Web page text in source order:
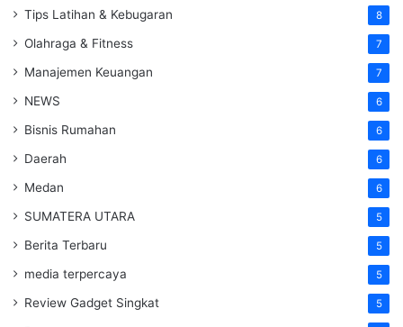
Tips Latihan & Kebugaran 8
Olahraga & Fitness 7
Manajemen Keuangan 7
NEWS 6
Bisnis Rumahan 6
Daerah 6
Medan 6
SUMATERA UTARA 5
Berita Terbaru 5
media terpercaya 5
Review Gadget Singkat 5